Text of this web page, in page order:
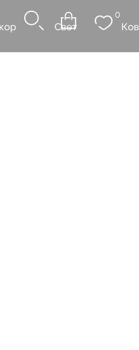
Ковры